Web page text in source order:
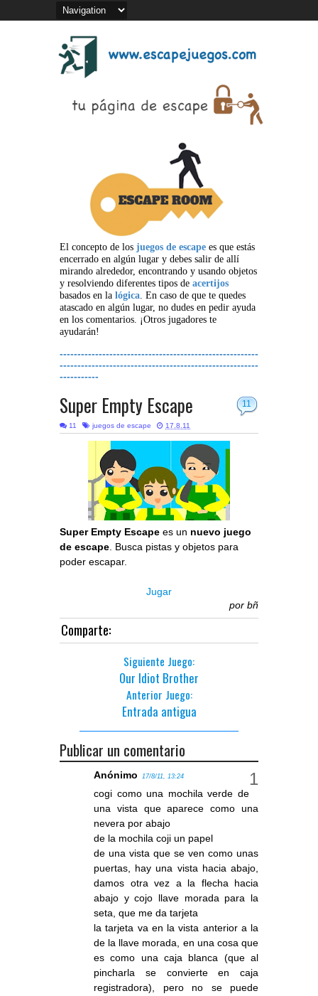
El concepto de los juegos de escape es que estás
encerrado en algún lugar y debes salir de allí
mirando alrededor, encontrando y usando objetos
y resolviendo diferentes tipos de acertijos
basados en la lógica. En caso de que te quedes
atascado en algún lugar, no dudes en pedir ayuda
en los comentarios. ¡Otros jugadores te
ayudarán!
--------------------------------------------------------
--------------------------------------------------------
-----------
11
Super Empty Escape
11 juegos de escape 17.8.11
Super Empty Escape es un nuevo juego
de escape. Busca pistas y objetos para
poder escapar.
Jugar
por bñ
Comparte:
Siguiente Juego:
Our Idiot Brother
Anterior Juego:
Entrada antigua
Publicar un comentario
Anónimo 17/8/11, 13:24
cogi como una mochila verde de
una vista que aparece como una
nevera por abajo
de la mochila coji un papel
de una vista que se ven como unas
puertas, hay una vista hacia abajo,
damos otra vez a la flecha hacia
abajo y cojo llave morada para la
seta, que me da tarjeta
la tarjeta va en la vista anterior a la
de la llave morada, en una cosa que
es como una caja blanca (que al
pincharla se convierte en caja
registradora), pero no se puede